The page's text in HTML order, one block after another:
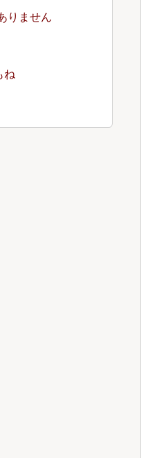
りません
ね